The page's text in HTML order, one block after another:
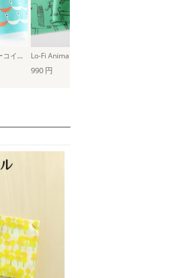
小鳥のマーチ（ターコイズグリーン） Lo-Fi Animals（グリーン）
990 円